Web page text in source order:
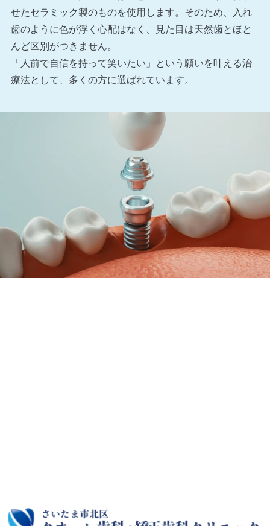
せたセラミック製のものを使用します。そのため、入れ
歯のように色が浮く心配はなく、見た目は天然歯とほと
んど区別がつきません。
「人前で自信を持って笑いたい」という願いを叶える治
療法として、多くの方に選ばれています。